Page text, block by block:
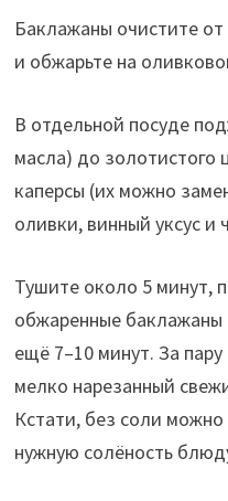
Баклажаны очистите
и обжарьте на
В отдельной посуде
масла) до золотистого
каперсы (их можно
оливки, винный уксус и
Тушите около 5 минут,
обжаренные баклажаны
ещё 7–10 минут. За
мелко нарезанный
Кстати, без соли
нужную солёность